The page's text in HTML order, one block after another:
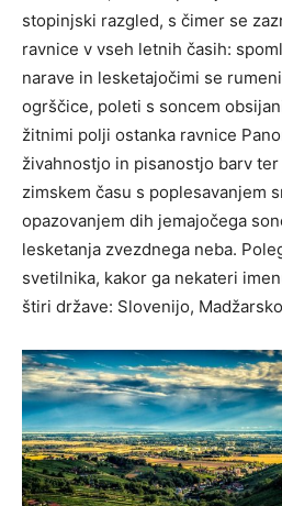
stopinjski razgled, s čimer se
ravnice v vseh letnih časih:
narave in lesketajočimi se
ogrščice, poleti s soncem
žitnimi polji ostanka ravnice
živahnostjo in pisanostjo barv
zimskem času s poplesavanjem
opazovanjem dih jemajočega
lesketanja zvezdnega neba.
svetilnika, kakor ga nekateri
štiri države: Slovenijo,